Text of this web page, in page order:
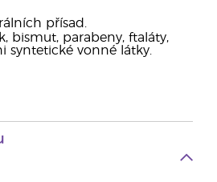
přísad.
bismut, parabeny, ftaláty,
syntetické vonné látky.